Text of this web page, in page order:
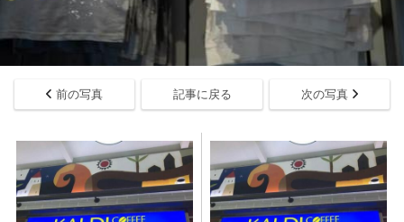
前の写真 記事に戻る 次の写真